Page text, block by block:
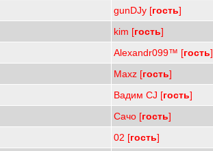
gunDJy [гость]
kim [гость]
Alexandr099™ [гость]
Maxz [гость]
Вадим CJ [гость]
Сачо [гость]
02 [гость]